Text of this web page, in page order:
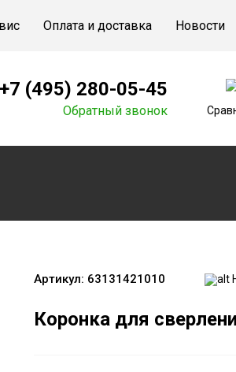
Оплата и доставка Новости
+7 (495) 280-05-45
Обратный звонок
Артикул: 63131421010
Коронка для